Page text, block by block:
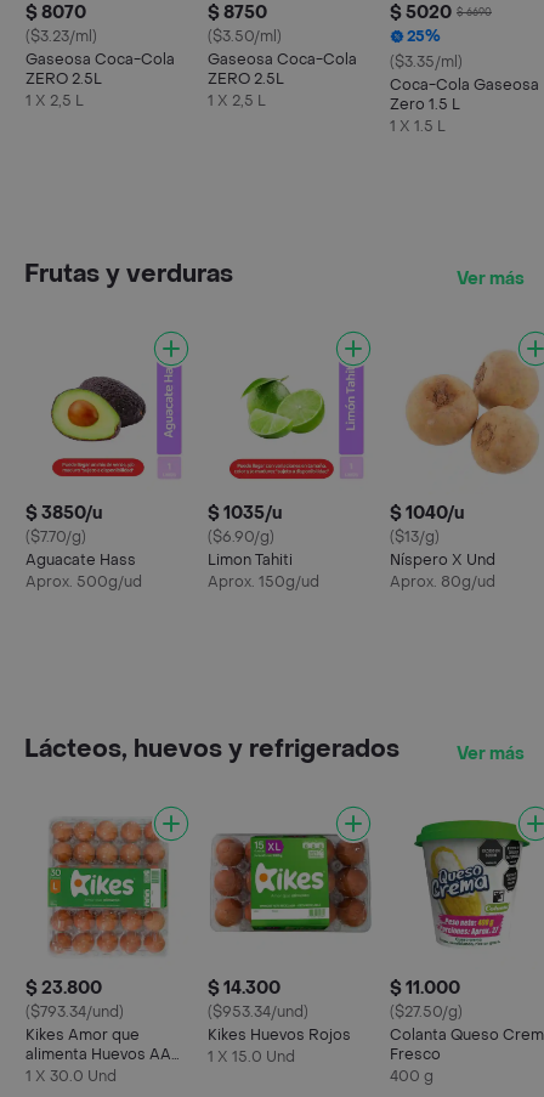
$ 8070
($3.23/ml)
Gaseosa Coca-Cola
ZERO 2.5L
1 X 2,5 L
$ 8750
($3.50/ml)
Gaseosa Coca-Cola
ZERO 2.5L
1 X 2,5 L
$ 5020 $ 6690
25%
($3.35/ml)
Coca-Cola Gaseosa
Zero 1.5 L
1 X 1.5 L
Frutas y verduras Ver más
$ 3850/u
($7.70/g)
Aguacate Hass
Aprox. 500g/ud
$ 1035/u
($6.90/g)
Limon Tahiti
Aprox. 150g/ud
$ 1040/u
($13/g)
Níspero X Und
Aprox. 80g/ud
Lácteos, huevos y refrigerados Ver más
$ 23.800
($793.34/und)
Kikes Amor que
alimenta Huevos AA
Rojos L
1 X 30.0 Und
$ 14.300
($953.34/und)
Kikes Huevos Rojos
1 X 15.0 Und
$ 11.000
($27.50/g)
Colanta Queso
Fresco
400 g